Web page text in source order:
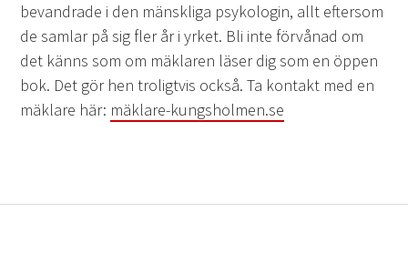
bevandrade i den mänskliga psykologin, allt eftersom
de samlar på sig fler år i yrket. Bli inte förvånad om
det känns som om mäklaren läser dig som en öppen
bok. Det gör hen troligtvis också. Ta kontakt med en
mäklare här: mäklare-kungsholmen.se